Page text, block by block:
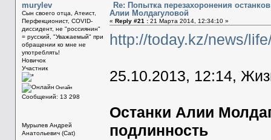
murylev
Сын своего отца, Атеист,
Перфекционист, COVID-
диссидент, не "россиянин"
= русский, "Уважаемый" при
обращении ко мне не
употреблять!
Новичок
Участник
Онлайн
Сообщений: 13 298
Мурылев Андрей
Анатольевич (Cat)
Re: Попытка перезахоронения
Алии Молдагуловой
« Reply #21 :21 Марта 2014, 12:34:10 »
http://today.kz/news/
25.10.2013, 12:14,
Останки Алии
подлинность